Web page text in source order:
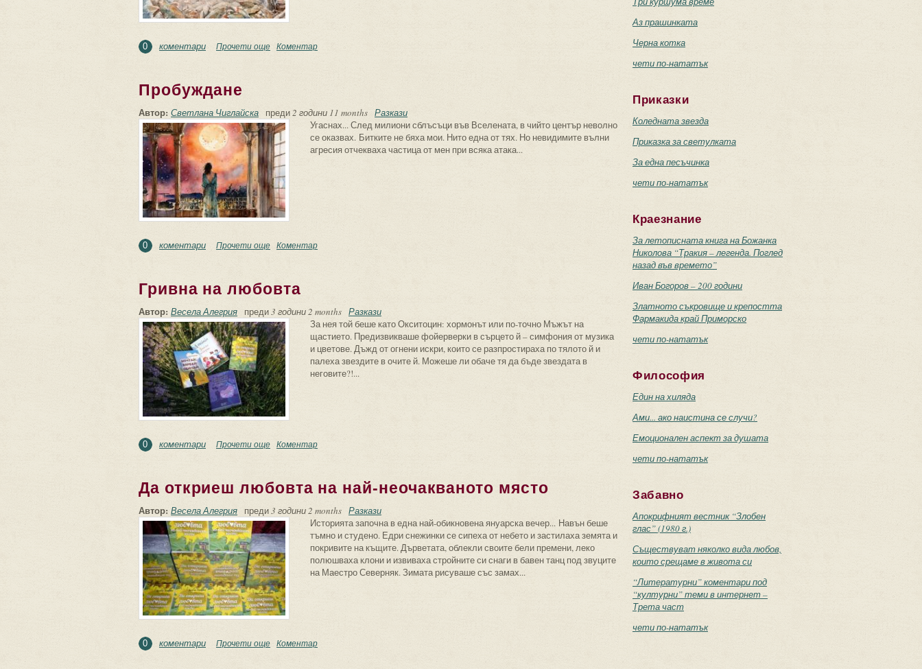
0 коментари Прочети още about Балада за Обзор
Коментар
Пробуждане
Автор: Светлана Чиглайска преди2 години 11 months Разкази
Угаснах... След милиони сблъсъци във Вселената, в чийто център неволно
се оказвах. Битките не бяха мои. Нито една от тях. Но невидимите вълни
агресия отчекваха частица от мен при всяка атака...
0 коментари Прочети още about Пробуждане
Коментар
Гривна на любовта
Автор: Весела Алегрия преди3 години 2 months Разкази
За нея той беше като Окситоцин: хормонът или по-точно Мъжът на
щастието. Предизвикваше фойерверки в сърцето й – симфония от музика
и цветове. Дъжд от огнени искри, които се разпростираха по тялото й и
палеха звездите в очите й. Можеше ли обаче тя да бъде звездата в
неговите?!...
0 коментари Прочети още about Гривна на любовта
Коментар
Да откриеш любовта на най-неочакваното място
Автор: Весела Алегрия преди3 години 2 months Разкази
Историята започна в една най-обикновена януарска вечер... Навън беше
тъмно и студено. Едри снежинки се сипеха от небето и застилаха земята и
покривите на къщите. Дърветата, облекли своите бели премени, леко
полюшваха клони и извиваха стройните си снаги в бавен танц под звуците
на Маестро Северняк. Зимата рисуваше със замах...
0 коментари Прочети още about Да откриеш любовта на най-неочакваното място
Коментар
Аз прашинката
Черна котка
чети по-нататък
Приказки
Коледната звезда
Приказка за светулката
За една песъчинка
чети по-нататък
Краезнание
За летописната книга на Божанка
Николова “Тракия – легенда. Поглед
назад във времето”
Иван Богоров – 200 години
Златното съкровище и крепостта
Фармакида край Приморско
чети по-нататък
Философия
Един на хиляда
Ами... ако наистина се случи?
Емоционален аспект за душата
чети по-нататък
Забавно
Апокрифният вестник “Злобен
глас” (1980 г.)
Съществуват няколко вида любов,
които срещаме в живота си
“Литературни” коментари под
“културни” теми в интернет –
Трета част
чети по-нататък